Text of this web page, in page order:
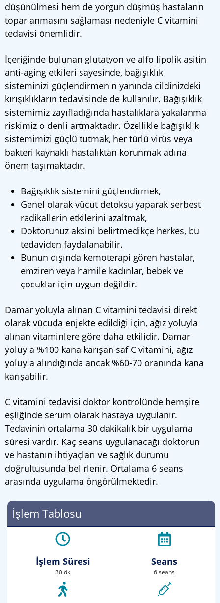
düşünülmesi hem de yorgun düşmüş hastaların
toparlanmasını sağlaması nedeniyle C vitamini
tedavisi önemlidir.
İçeriğinde bulunan glutatyon ve alfo lipolik asitin
anti-aging etkileri sayesinde, bağışıklık
sisteminizi güçlendirmenin yanında cildinizdeki
kırışıklıkların tedavisinde de kullanılır. Bağışıklık
sistemimiz zayıfladığında hastalıklara yakalanma
riskimiz o denli artmaktadır. Özellikle bağışıklık
sistemimizi güçlü tutmak, her türlü virüs veya
bakteri kaynaklı hastalıktan korunmak adına
önem taşımaktadır.
Bağışıklık sistemini güçlendirmek,
Genel olarak vücut detoksu yaparak serbest
radikallerin etkilerini azaltmak,
Doktorunuz aksini belirtmedikçe herkes, bu
tedaviden faydalanabilir.
Bunun dışında kemoterapi gören hastalar,
emziren veya hamile kadınlar, bebek ve
çocuklar için uygun değildir.
Damar yoluyla alınan C vitamini tedavisi direkt
olarak vücuda enjekte edildiği için, ağız yoluyla
alınan vitaminlere göre daha etkilidir. Damar
yoluyla %100 kana karışan saf C vitamini, ağız
yoluyla alındığında ancak %60-70 oranında kana
karışabilir.
C vitamini tedavisi doktor kontrolünde hemşire
eşliğinde serum olarak hastaya uygulanır.
Tedavinin ortalama 30 dakikalık bir uygulama
süresi vardır. Kaç seans uygulanacağı doktorun
ve hastanın ihtiyaçları ve sağlık durumu
doğrultusunda belirlenir. Ortalama 6 seans
arasında uygulama öngörülmektedir.
İşlem Tablosu
İşlem Süresi
30 dk
Seans
6 seans